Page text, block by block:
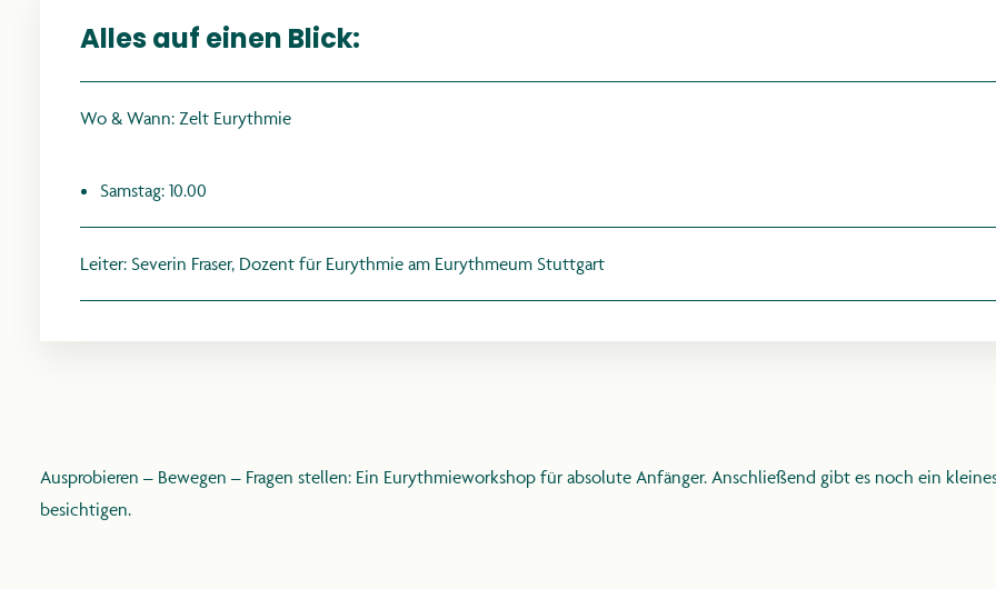
PRESSE &
Alles auf einen Blick:
Wo & Wann: Zelt Eurythmie
Samstag: 10.00
Leiter: Severin Fraser, Dozent für Eurythmie am Eurythmeum Stuttgart
Ausprobieren – Bewegen – Fragen stellen: Ein Eurythmieworkshop für absolute Anfänger. Anschließend gibt es noch ein
besichtigen.